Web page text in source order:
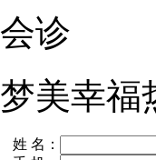
会诊
梦美幸福
姓 名：